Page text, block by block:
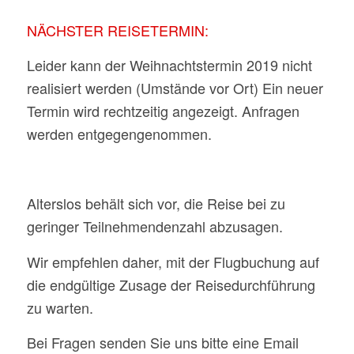
NÄCHSTER REISETERMIN:
Leider kann der Weihnachtstermin 2019 nicht
realisiert werden (Umstände vor Ort) Ein neuer
Termin wird rechtzeitig angezeigt. Anfragen
werden entgegengenommen.
Alterslos behält sich vor, die Reise bei zu
geringer Teilnehmendenzahl abzusagen.
Wir empfehlen daher, mit der Flugbuchung auf
die endgültige Zusage der Reisedurchführung
zu warten.
Bei Fragen senden Sie uns bitte eine Email